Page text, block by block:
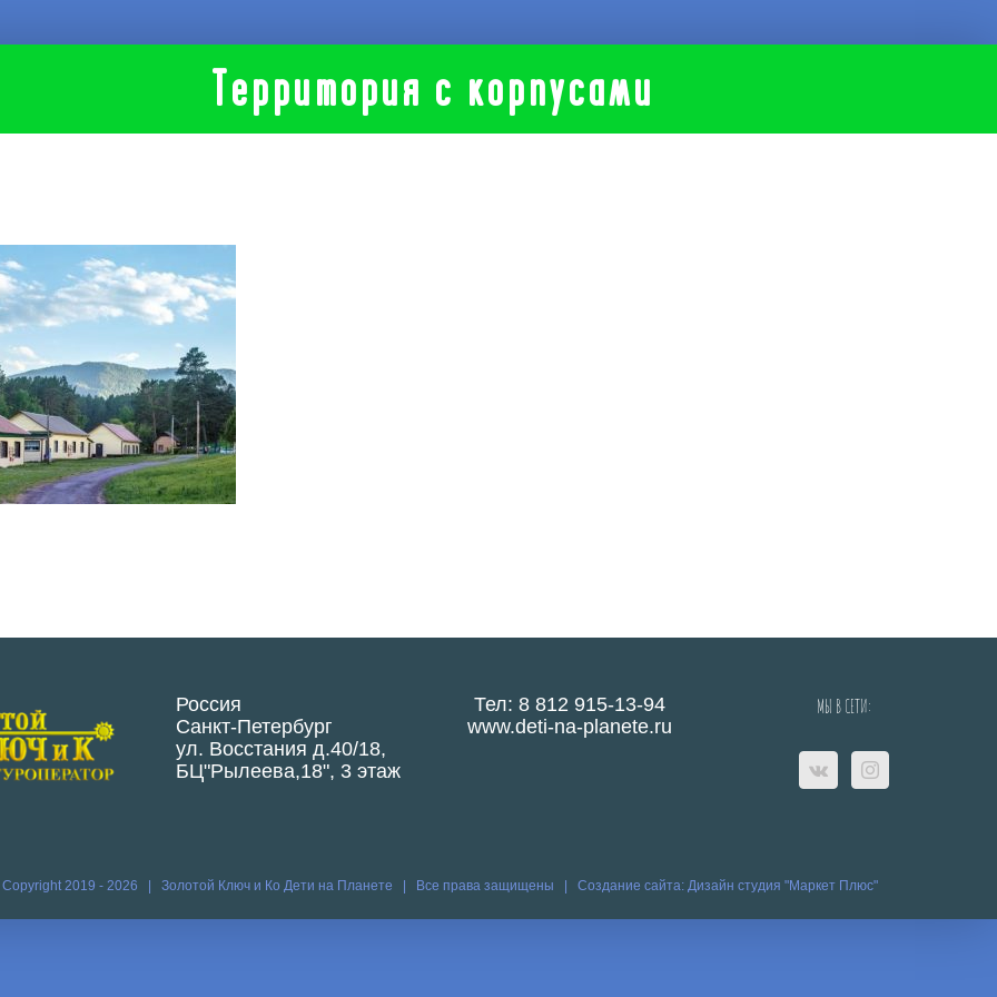
Территория с корпусами
Россия
Санкт-Петербург
ул. Восстания д.40/18,
БЦ"Рылеева,18", 3 этаж
Тел: 8 812 915-13-94
www.deti-na-planete.ru
МЫ В СЕТИ:
2019 - 2026 | Золотой Ключ и Ко Дети на Планете | Все права защищены | Создание сайта: Дизайн студия "Маркет Плюс"